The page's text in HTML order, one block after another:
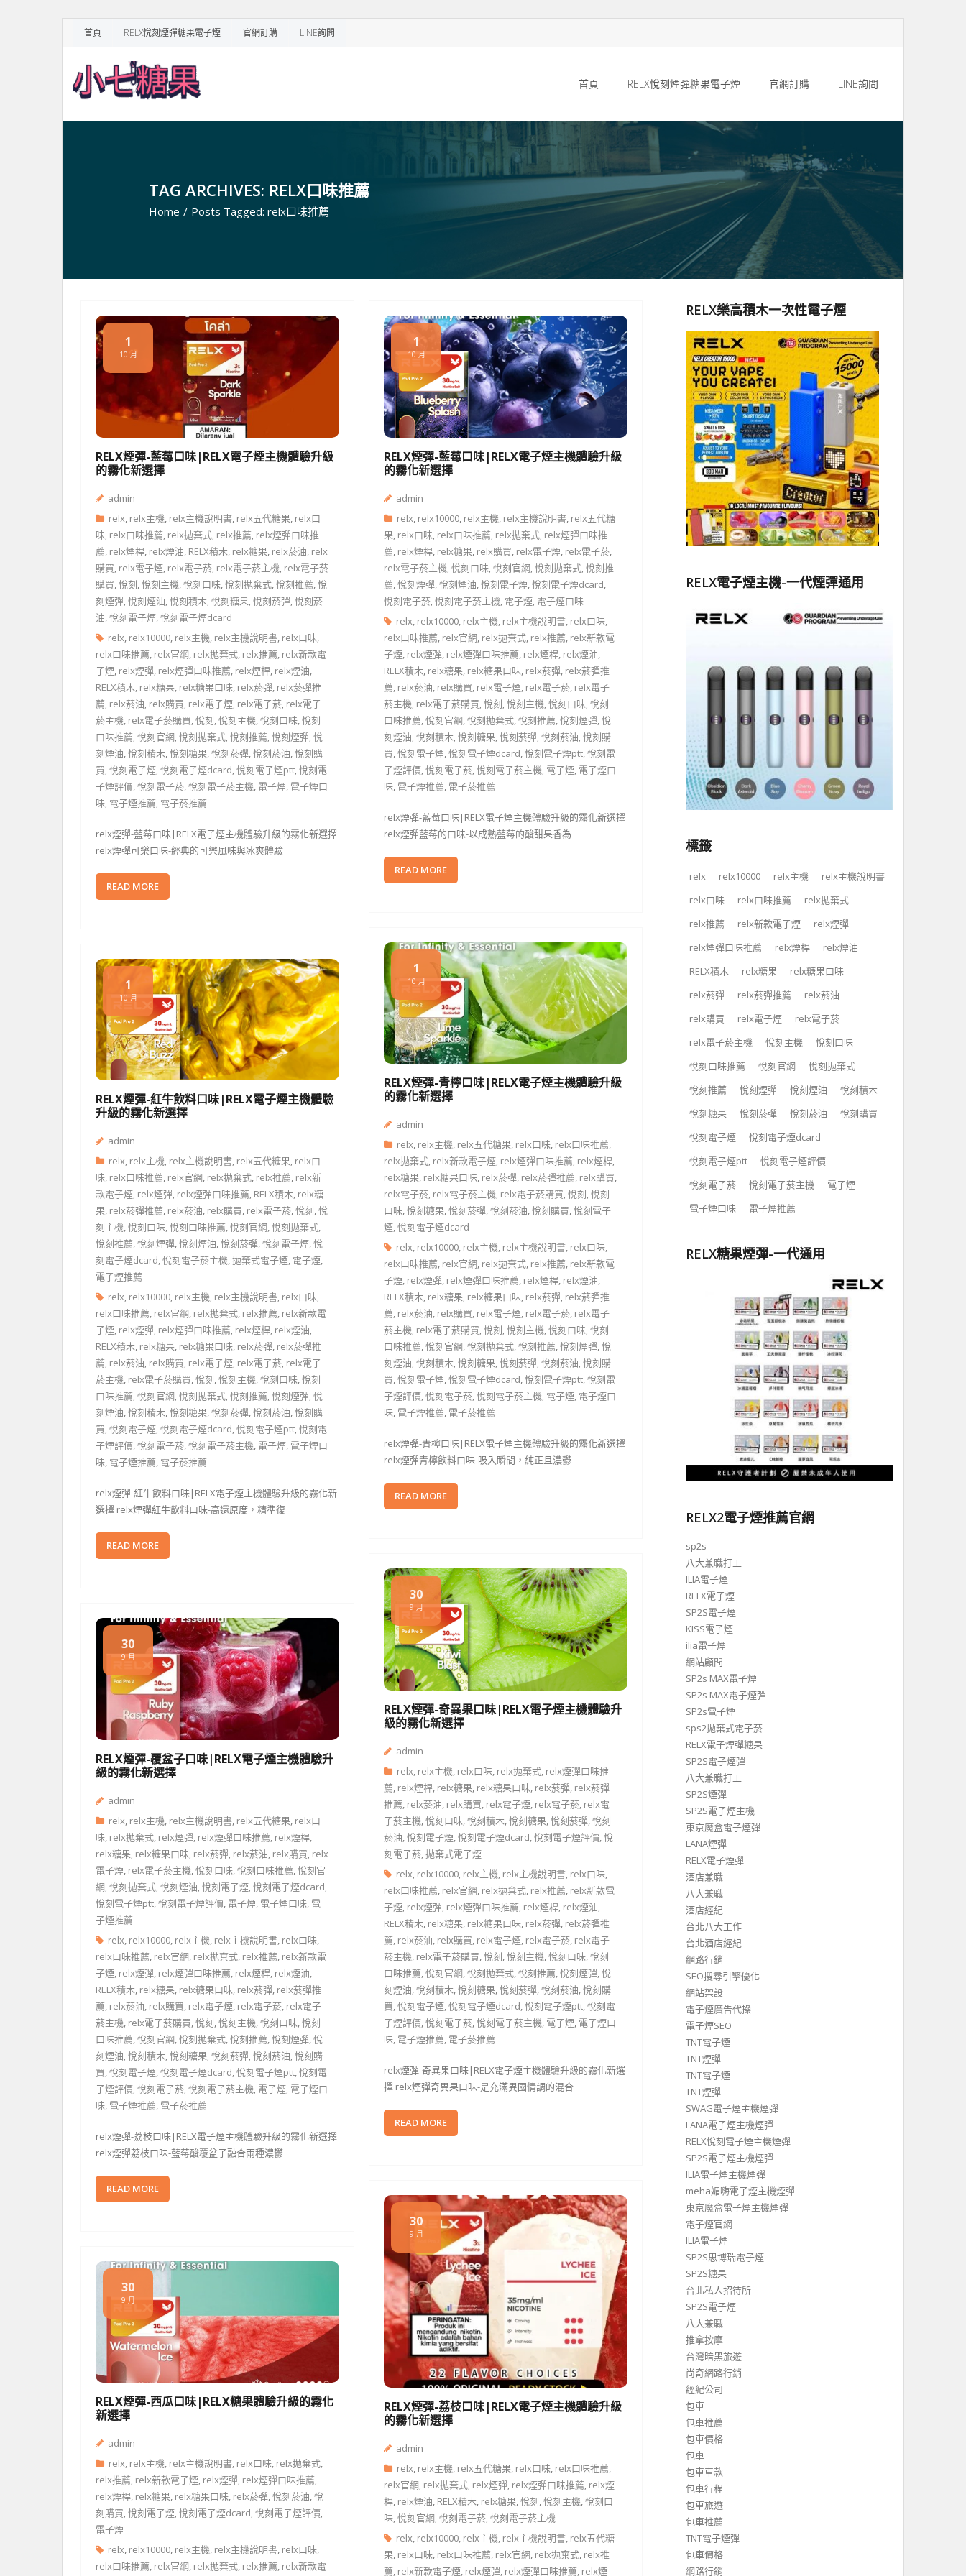
首頁 RELX悅刻煙彈糖果電子煙 官網訂購 LINE詢問
首頁 RELX悅刻煙彈糖果電子煙 官網訂購 LINE詢問
TAG ARCHIVES: RELX口味推薦
Home / Posts Tagged: relx口味推薦
RELX煙彈-藍莓口味|RELX電子煙主機體驗升級
的霧化新選擇
1
10 月
admin
relx relx主機 relx主機說明書 relx五代糖果 relx口
味 relx口味推薦 relx拋棄式 relx推薦 relx煙彈口味推
薦 relx煙桿 relx煙油 RELX積木 relx糖果 relx菸油 relx
購買 relx電子煙 relx電子菸 relx電子菸主機 relx電子菸
購買 悅刻 悅刻主機 悅刻口味 悅刻拋棄式 悅刻推薦 悅
刻煙彈 悅刻煙油 悅刻積木 悅刻糖果 悅刻菸彈 悅刻菸
油 悅刻電子煙 悅刻電子煙dcard
relx relx10000 relx主機 relx主機說明書 relx口味
relx口味推薦 relx官網 relx拋棄式 relx推薦 relx新款電
子煙 relx煙彈 relx煙彈口味推薦 relx煙桿 relx煙油
RELX積木 relx糖果 relx糖果口味 relx菸彈 relx菸彈推
薦 relx菸油 relx購買 relx電子煙 relx電子菸 relx電子
菸主機 relx電子菸購買 悅刻 悅刻主機 悅刻口味 悅刻
口味推薦 悅刻官網 悅刻拋棄式 悅刻推薦 悅刻煙彈 悅
刻煙油 悅刻積木 悅刻糖果 悅刻菸彈 悅刻菸油 悅刻購
買 悅刻電子煙 悅刻電子煙dcard 悅刻電子煙ptt 悅刻電
子煙評價 悅刻電子菸 悅刻電子菸主機 電子煙 電子煙口
味 電子煙推薦 電子菸推薦
relx煙彈-藍莓口味|RELX電子煙主機體驗升級的霧化新選擇
relx煙彈可樂口味-經典的可樂風味與冰爽體驗
READ MORE
RELX煙彈-藍莓口味|RELX電子煙主機體驗升級
的霧化新選擇
1
10 月
admin
relx relx10000 relx主機 relx主機說明書 relx五代糖
果 relx口味 relx口味推薦 relx拋棄式 relx煙彈口味推
薦 relx煙桿 relx糖果 relx購買 relx電子煙 relx電子菸
relx電子菸主機 ,悅刻口味 ,悅刻官網 ,悅刻拋棄式 ,悅刻推
薦 ,悅刻煙彈 ,悅刻煙油 ,悅刻電子煙 ,悅刻電子煙dcard
悅刻電子菸 ,悅刻電子菸主機 電子煙 電子煙口味
relx relx10000 relx主機 relx主機說明書 relx口味
relx口味推薦 relx官網 relx拋棄式 relx推薦 relx新款電
子煙 relx煙彈 relx煙彈口味推薦 relx煙桿 relx煙油
RELX積木 relx糖果 relx糖果口味 relx菸彈 relx菸彈推
薦 relx菸油 relx購買 relx電子煙 relx電子菸 relx電子
菸主機 relx電子菸購買 ,悅刻 ,悅刻主機 ,悅刻口味 ,悅刻
口味推薦 ,悅刻官網 ,悅刻拋棄式 ,悅刻推薦 ,悅刻煙彈 ,悅
刻煙油 ,悅刻積木 ,悅刻糖果 ,悅刻菸彈 ,悅刻菸油 ,悅刻購
買 ,悅刻電子煙 ,悅刻電子煙dcard ,悅刻電子煙ptt ,悅刻電
子煙評價 ,悅刻電子菸 ,悅刻電子菸主機 電子煙 電子煙口
味 電子煙推薦 電子菸推薦
relx煙彈-藍莓口味|RELX電子煙主機體驗升級的霧化新選擇
relx煙彈藍莓的口味-以成熟藍莓的酸甜果香為
READ MORE
RELX煙彈-青檸口味|RELX電子煙主機體驗升級
的霧化新選擇
1
10 月
admin
relx, relx主機, relx五代糖果, relx口味, relx口味推薦,
relx拋棄式, relx新款電子煙, relx煙彈口味推薦, relx煙桿,
relx糖果, relx糖果口味, relx菸彈, relx菸彈推薦, relx購買,
relx電子菸, relx電子菸主機, relx電子菸購買,悅刻,悅刻
口味,悅刻糖果,悅刻菸彈,悅刻菸油,悅刻購買,悅刻電子
煙,悅刻電子煙dcard
relx, relx10000, relx主機, relx主機說明書, relx口味,
relx口味推薦, relx官網, relx拋棄式, relx推薦, relx新款電
子煙, relx煙彈, relx煙彈口味推薦, relx煙桿, relx煙油,
RELX積木, relx糖果, relx糖果口味, relx菸彈, relx菸彈推
薦, relx菸油, relx購買, relx電子煙, relx電子菸, relx電子
菸主機, relx電子菸購買,悅刻,悅刻主機,悅刻口味,悅刻
口味推薦,悅刻官網,悅刻拋棄式,悅刻推薦,悅刻煙彈,悅
刻煙油,悅刻積木,悅刻糖果,悅刻菸彈,悅刻菸油,悅刻購
買,悅刻電子煙,悅刻電子煙dcard,悅刻電子煙ptt,悅刻電
子煙評價,悅刻電子菸,悅刻電子菸主機, 電子煙, 電子煙口
味, 電子煙推薦, 電子菸推薦
relx煙彈-青檸口味|RELX電子煙主機體驗升級的霧化新選擇
relx煙彈青檸飲料口味-吸入瞬間，純正且濃鬱
READ MORE
RELX煙彈-紅牛飲料口味|RELX電子煙主機體驗
升級的霧化新選擇
1
10 月
admin
relx, relx主機, relx主機說明書, relx五代糖果, relx口
味, relx口味推薦, relx官網, relx拋棄式, relx推薦, relx新
款電子煙, relx煙彈, relx煙彈口味推薦, RELX積木, relx糖
果, relx菸彈推薦, relx菸油, relx購買, relx電子菸,悅刻,悅
刻主機,悅刻口味,悅刻口味推薦,悅刻官網,悅刻拋棄式,
悅刻推薦,悅刻煙彈,悅刻煙油,悅刻菸彈,悅刻電子煙,悅
刻電子煙dcard,悅刻電子菸主機,拋棄式電子煙, 電子煙,
電子煙推薦
relx, relx10000, relx主機, relx主機說明書, relx口味,
relx口味推薦, relx官網, relx拋棄式, relx推薦, relx新款電
子煙, relx煙彈, relx煙彈口味推薦, relx煙桿, relx煙油,
RELX積木, relx糖果, relx糖果口味, relx菸彈, relx菸彈推
薦, relx菸油, relx購買, relx電子煙, relx電子菸, relx電子
菸主機, relx電子菸購買,悅刻,悅刻主機,悅刻口味,悅刻
口味推薦,悅刻官網,悅刻拋棄式,悅刻推薦,悅刻煙彈,悅
刻煙油,悅刻積木,悅刻糖果,悅刻菸彈,悅刻菸油,悅刻購
買,悅刻電子煙,悅刻電子煙dcard,悅刻電子煙ptt,悅刻電
子煙評價,悅刻電子菸,悅刻電子菸主機, 電子煙, 電子煙口
味, 電子煙推薦, 電子菸推薦
relx煙彈-紅牛飲料口味|RELX電子煙主機體驗升級的霧化新
選擇 relx煙彈紅牛飲料口味-高還原度，精準復
READ MORE
RELX煙彈-奇異果口味|RELX電子煙主機體驗升
級的霧化新選擇
30
9 月
admin
relx, relx主機, relx口味, relx拋棄式, relx煙彈口味推
薦, relx煙桿, relx糖果, relx糖果口味, relx菸彈, relx菸彈
推薦, relx菸油, relx購買, relx電子煙, relx電子菸, relx電
子菸主機,悅刻口味,悅刻積木,悅刻糖果,悅刻菸彈,悅刻
菸油,悅刻電子煙,悅刻電子煙dcard,悅刻電子煙評價,悅
刻電子菸,拋棄式電子煙
relx, relx10000, relx主機, relx主機說明書, relx口味,
relx口味推薦, relx官網, relx拋棄式, relx推薦, relx新款電
子煙, relx煙彈, relx煙彈口味推薦, relx煙桿, relx煙油,
RELX積木, relx糖果, relx糖果口味, relx菸彈, relx菸彈推
薦, relx菸油, relx購買, relx電子煙, relx電子菸, relx電子
菸主機, relx電子菸購買,悅刻,悅刻主機,悅刻口味,悅刻
口味推薦,悅刻官網,悅刻拋棄式,悅刻推薦,悅刻煙彈,悅
刻煙油,悅刻積木,悅刻糖果,悅刻菸彈,悅刻菸油,悅刻購
買,悅刻電子煙,悅刻電子煙dcard,悅刻電子煙ptt,悅刻電
子煙評價,悅刻電子菸,悅刻電子菸主機, 電子煙, 電子煙口
味, 電子煙推薦, 電子菸推薦
relx煙彈-奇異果口味|RELX電子煙主機體驗升級的霧化新選
擇 relx煙彈奇異果口味-是充滿異國情調的混合
READ MORE
RELX煙彈-覆盆子口味|RELX電子煙主機體驗升
級的霧化新選擇
30
9 月
admin
relx, relx主機, relx主機說明書, relx五代糖果, relx口
味, relx拋棄式, relx煙彈, relx煙彈口味推薦, relx煙桿,
relx糖果, relx糖果口味, relx菸彈, relx菸油, relx購買, relx
電子煙, relx電子菸主機,悅刻口味,悅刻口味推薦,悅刻官
網,悅刻拋棄式,悅刻煙油,悅刻電子煙,悅刻電子煙dcard,
悅刻電子煙ptt,悅刻電子煙評價, 電子煙, 電子煙口味, 電
子煙推薦
relx, relx10000, relx主機, relx主機說明書, relx口味,
relx口味推薦, relx官網, relx拋棄式, relx推薦, relx新款電
子煙, relx煙彈, relx煙彈口味推薦, relx煙桿, relx煙油,
RELX積木, relx糖果, relx糖果口味, relx菸彈, relx菸彈推
薦, relx菸油, relx購買, relx電子煙, relx電子菸, relx電子
菸主機, relx電子菸購買,悅刻,悅刻主機,悅刻口味,悅刻
口味推薦,悅刻官網,悅刻拋棄式,悅刻推薦,悅刻煙彈,悅
刻煙油,悅刻積木,悅刻糖果,悅刻菸彈,悅刻菸油,悅刻購
買,悅刻電子煙,悅刻電子煙dcard,悅刻電子煙ptt,悅刻電
子煙評價,悅刻電子菸,悅刻電子菸主機, 電子煙, 電子煙口
味, 電子煙推薦, 電子菸推薦
relx煙彈-荔枝口味|RELX電子煙主機體驗升級的霧化新選擇
relx煙彈荔枝口味-藍莓酸覆盆子融合兩種濃鬱
READ MORE
RELX煙彈-荔枝口味|RELX電子煙主機體驗升級
的霧化新選擇
30
9 月
admin
relx, relx主機, relx五代糖果, relx口味, relx口味推薦,
relx官網, relx拋棄式, relx煙彈, relx煙彈口味推薦, relx煙
桿, relx煙油, RELX積木, relx糖果,悅刻,悅刻主機,悅刻口
味,悅刻官網,悅刻電子菸,悅刻電子菸主機
relx, relx10000, relx主機, relx主機說明書, relx五代糖
果, relx口味, relx口味推薦, relx官網, relx拋棄式, relx推
薦, relx新款電子煙, relx煙彈, relx煙彈口味推薦, relx煙
RELX煙彈-西瓜口味|RELX糖果體驗升級的霧化
新選擇
30
9 月
admin
relx, relx主機, relx主機說明書, relx口味, relx拋棄式,
relx推薦, relx新款電子煙, relx煙彈, relx煙彈口味推薦,
relx煙桿, relx糖果, relx糖果口味, relx菸彈,悅刻菸油,悅
刻購買,悅刻電子煙,悅刻電子煙dcard,悅刻電子煙評價,
電子煙
relx, relx10000, relx主機, relx主機說明書, relx口味,
relx口味推薦, relx官網, relx拋棄式, relx推薦, relx新款電
RELX樂高積木一次性電子煙
RELX電子煙主機-一代煙彈通用
標籤
relx relx10000 relx主機
relx主機說明書
relx口味
relx口味推薦
relx拋棄式
relx推薦
relx新款電子煙
relx煙彈
relx煙彈口味推薦
relx煙桿
relx煙油
RELX積木
relx糖果
relx糖果口味
relx菸彈
relx菸彈推薦
relx菸油
relx購買
relx電子煙
relx電子菸
relx電子菸主機
悅刻主機
悅刻口味
悅刻口味推薦
悅刻官網
悅刻拋棄式
悅刻推薦
悅刻煙彈 悅刻煙油
悅刻積木
悅刻糖果
悅刻菸彈 悅刻菸油
悅刻購買
悅刻電子煙
悅刻電子煙dcard
悅刻電子煙ptt
悅刻電子煙評價
悅刻電子菸
悅刻電子菸主機
電子煙
電子煙口味
電子煙推薦
RELX糖果煙彈-一代通用
RELX2電子煙推薦官網
sp2s
八大兼職打工
ILIA電子煙
RELX電子煙
SP2S電子煙
KISS電子煙
ilia電子煙
網站顧問
SP2s MAX電子煙
SP2s MAX電子煙彈
SP2s電子煙
sps2拋棄式電子菸
RELX電子煙彈糖果
SP2S電子煙彈
八大兼職打工
SP2S煙彈
SP2S電子煙主機
東京魔盒電子煙彈
LANA煙彈
RELX電子煙彈
酒店兼職
八大兼職
酒店經紀
台北八大工作
台北酒店經紀
網路行銷
SEO搜尋引擎優化
網站架設
電子煙廣告代操
電子煙SEO
TNT電子煙
TNT煙彈
TNT電子煙
TNT煙彈
SWAG電子煙主機煙彈
LANA電子煙主機煙彈
RELX悅刻電子煙主機煙彈
SP2S電子煙主機煙彈
ILIA電子煙主機煙彈
meha媚嗨電子煙主機煙彈
東京魔盒電子煙主機煙彈
電子煙官網
ILIA電子煙
SP2S思博瑞電子煙
SP2S糖果
台北私人招待所
SP2S電子煙
八大兼職
推拿按摩
台灣暗黑旅遊
尚奇網路行銷
經紀公司
包車
包車推薦
包車價格
包車
包車車款
包車行程
包車旅遊
包車推薦
TNT電子煙彈
包車價格
網路行銷